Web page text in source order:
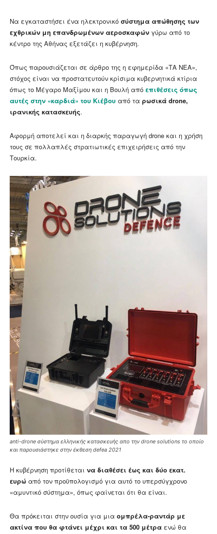
Να εγκαταστήσει ένα ηλεκτρονικό σύστημα απώθησης των
εχθρικών μη επανδρωμένων αεροσκαφών γύρω από το
κέντρο της Αθήνας εξετάζει η κυβέρνηση.
Όπως παρουσιάζεται σε άρθρο της η εφημερίδα «ΤΑ ΝΕΑ»,
στόχος είναι να προστατευτούν κρίσιμα κυβερνητικά κτίρια
όπως το Μέγαρο Μαξίμου και η Βουλή από επιθέσεις όπως
αυτές στην «καρδιά» του Κιέβου από τα ρωσικά drone,
ιρανικής κατασκευής.
Αφορμή αποτελεί και η διαρκής παραγωγή drone και η χρήση
τους σε πολλαπλές στρατιωτικές επιχειρήσεις από την
Τουρκία.
anti-drone σύστημα ελληνικής κατασκευής απο την drone solutions το οποίο
και παρουσιάστηκε στην έκθεση defea 2021
Η κυβέρνηση προτίθεται να διαθέσει έως και δύο εκατ.
ευρώ από τον προϋπολογισμό για αυτό το υπερσύγχρονο
«αμυντικό σύστημα», όπως φαίνεται ότι θα είναι.
Θα πρόκειται στην ουσία για μια ομπρέλα-ραντάρ με
ακτίνα που θα φτάνει μέχρι και τα 500 μέτρα ενώ θα